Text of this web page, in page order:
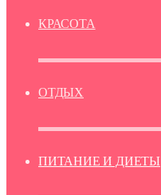
КРАСОТА
ОТДЫХ
ПИТАНИЕ И ДИЕТЫ